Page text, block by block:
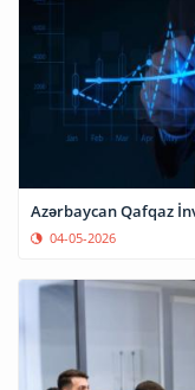
Azərbaycan Qafqaz
04-05-2026